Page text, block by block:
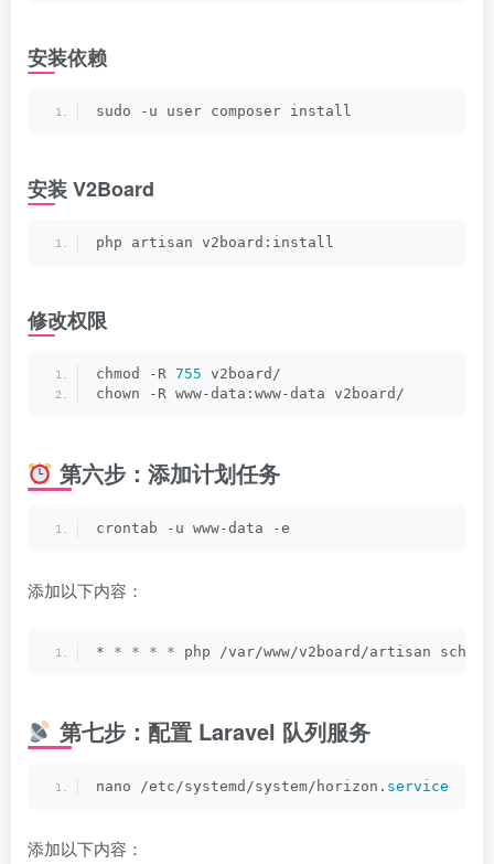
安装依赖
sudo -u user composer install
安装 V2Board
php artisan v2board:install
修改权限
chmod -R 755 v2board/
chown -R www-data:www-data v2board/
第六步：添加计划任务
crontab -u www-data -e
添加以下内容：
* * * * * php /var/www/v2board/artisan
第七步：配置 Laravel 队列服务
nano /etc/systemd/system/horizon. service
添加以下内容：